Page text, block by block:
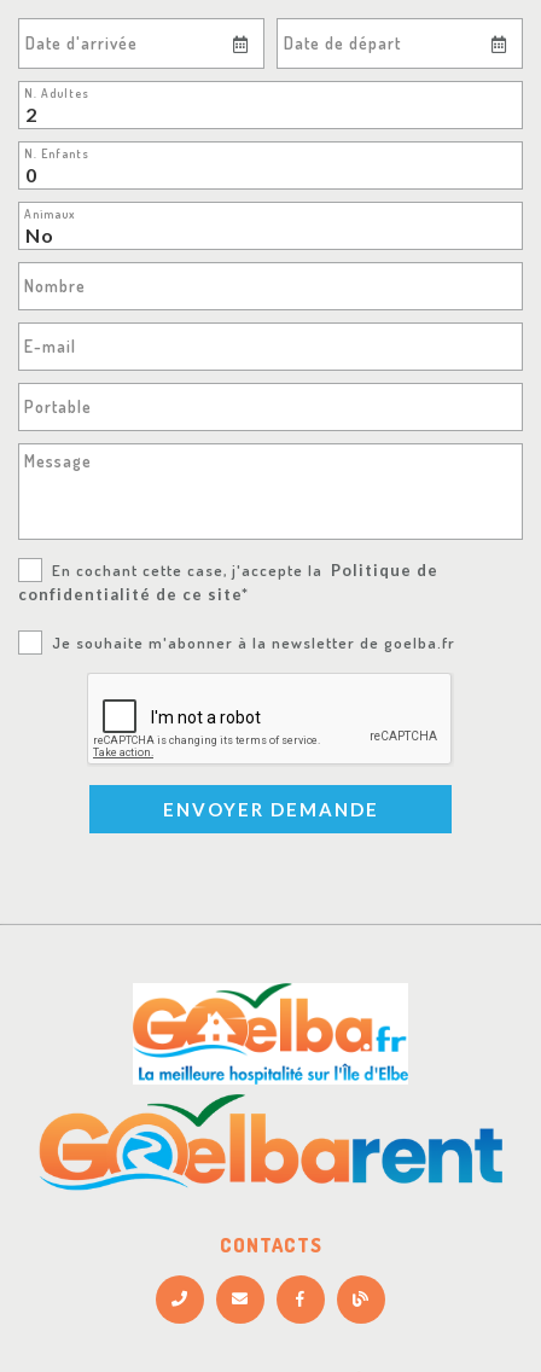
Date d'arrivée Date de départ
N. Adultes
N. Enfants
Animaux
Nombre
E-mail
Portable
Message
En cochant cette case, j'accepte la
Politique de
confidentialité de ce site*
Je souhaite m'abonner à la newsletter de goelba.fr
ENVOYER DEMANDE
CONTACTS